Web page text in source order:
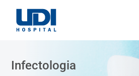
Infectologia